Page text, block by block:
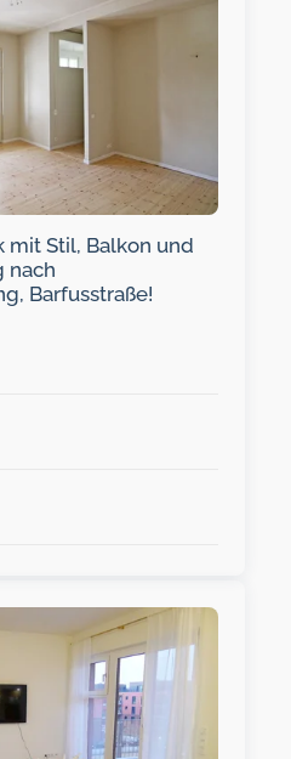
mit Stil, Balkon und
nach
Barfusstraße!